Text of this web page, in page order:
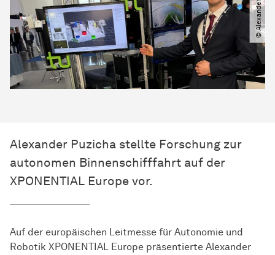
Alexander Puzicha stellte Forschung zur
autonomen Binnenschifffahrt auf der
XPONENTIAL Europe vor.
Auf der europäischen Leitmesse für Autonomie und
Robotik XPONENTIAL Europe präsentierte Alexander